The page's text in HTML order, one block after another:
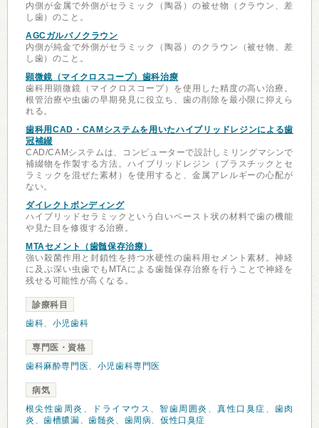
内側が金属で外側がセラミック（陶器）の被せ物（クラウン、差
し歯）のこと。
AGCガルバノクラウン
内側が純金で外側がセラミック（陶器）のクラウン（被せ物、差
し歯）のこと。
顕微鏡（マイクロスコープ）歯科治療
歯科用顕微鏡（マイクロスコープ）を使用した精度の高い治療。
根管治療や虫歯の早期発見に役立ち、歯の削除を最小限に抑えら
れる。
歯科用CAD・CAMシステムを用いたハイブリッドレジンによる歯
冠補綴
CAD/CAMシステムは、コンピューターで設計しミリングマシンで
補綴物を作製する方法。ハイブリッドレジン（プラスチックとセ
ラミックを混ぜた素材）を使用すると、金属アレルギーの心配が
ない。
ダイレクトボンディング
ハイブリッドセラミックという白いペースト状の材料で歯の機能
や見た目を修復する治療。
MTAセメント（歯髄保存治療）
強い殺菌作用と封鎖性を持つ水硬性の歯科用セメント素材。神経
に及ぶ深い虫歯でもMTAによる歯髄保存治療を行うことで神経を
残せる可能性が高くなる。
診療科目
歯科、 小児歯科
専門医・資格
歯科麻酔専門医、 小児歯科専門医
病気
根尖性歯周炎 、 ドライマウス 、智歯周囲炎 、真性口臭症 、 歯肉
炎 、歯槽膿漏、歯髄炎 、 歯周病、仮性口臭症